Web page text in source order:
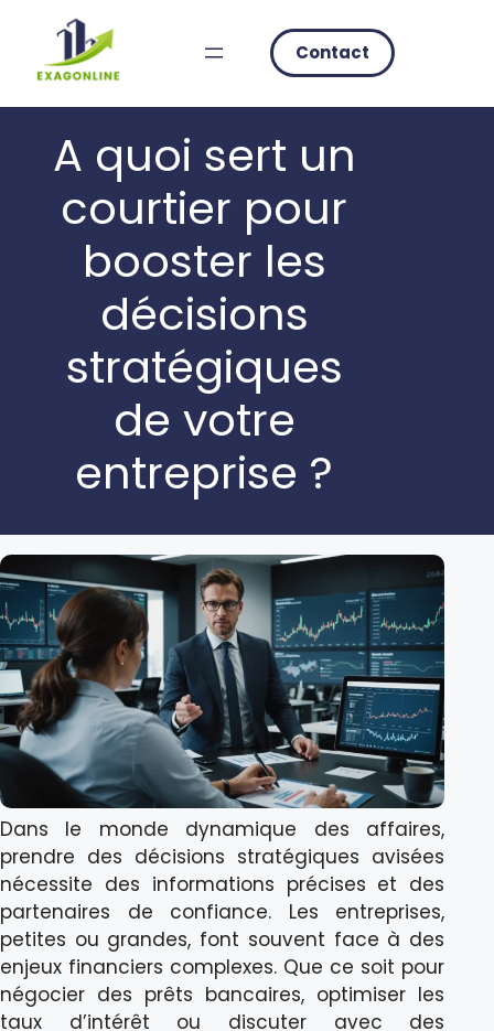
content
Contact
A quoi sert un
courtier pour
booster les
décisions
stratégiques
de votre
entreprise ?
Dans le monde dynamique des affaires,
prendre des décisions stratégiques avisées
nécessite des informations précises et des
partenaires de confiance. Les entreprises,
petites ou grandes, font souvent face à des
enjeux financiers complexes. Que ce soit pour
négocier des prêts bancaires, optimiser les
taux d’intérêt ou discuter avec des